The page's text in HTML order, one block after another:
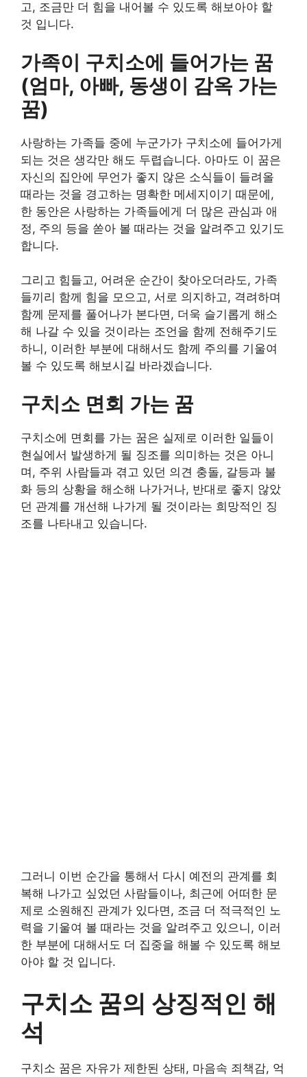
고, 조금만 더 힘을 내어볼 수 있도록 해보아야 할
것 입니다.
가족이 구치소에 들어가는 꿈
(엄마, 아빠, 동생이 감옥 가는
꿈)
사랑하는 가족들 중에 누군가가 구치소에 들어가게
되는 것은 생각만 해도 두렵습니다. 아마도 이 꿈은
자신의 집안에 무언가 좋지 않은 소식들이 들려올
때라는 것을 경고하는 명확한 메세지이기 때문에,
한 동안은 사랑하는 가족들에게 더 많은 관심과 애
정, 주의 등을 쏟아 볼 때라는 것을 알려주고 있기도
합니다.
그리고 힘들고, 어려운 순간이 찾아오더라도, 가족
들끼리 함께 힘을 모으고, 서로 의지하고, 격려하며
함께 문제를 풀어나가 본다면, 더욱 슬기롭게 해소
해 나갈 수 있을 것이라는 조언을 함께 전해주기도
하니, 이러한 부분에 대해서도 함께 주의를 기울여
볼 수 있도록 해보시길 바라겠습니다.
구치소 면회 가는 꿈
구치소에 면회를 가는 꿈은 실제로 이러한 일들이
현실에서 발생하게 될 징조를 의미하는 것은 아니
며, 주위 사람들과 겪고 있던 의견 충돌, 갈등과 불
화 등의 상황을 해소해 나가거나, 반대로 좋지 않았
던 관계를 개선해 나가게 될 것이라는 희망적인 징
조를 나타내고 있습니다.
그러니 이번 순간을 통해서 다시 예전의 관계를 회
복해 나가고 싶었던 사람들이나, 최근에 어떠한 문
제로 소원해진 관계가 있다면, 조금 더 적극적인 노
력을 기울여 볼 때라는 것을 알려주고 있으니, 이러
한 부분에 대해서도 더 집중을 해볼 수 있도록 해보
아야 할 것 입니다.
구치소 꿈의 상징적인 해
석
구치소 꿈은 자유가 제한된 상태, 마음속 죄책감, 억